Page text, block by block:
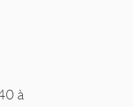
à